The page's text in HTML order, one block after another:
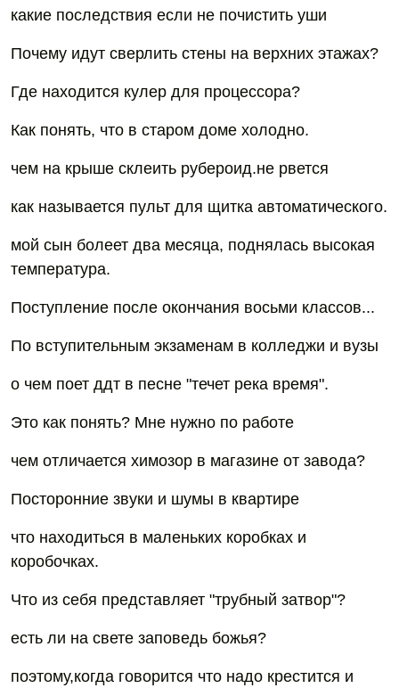
какие последствия если не почистить уши
Почему идут сверлить стены на верхних этажах?
Где находится кулер для процессора?
Как понять, что в старом доме холодно.
чем на крыше склеить рубероид.не рвется
как называется пульт для щитка автоматического.
мой сын болеет два месяца, поднялась высокая
температура.
Поступление после окончания восьми классов...
По вступительным экзаменам в колледжи и вузы
о чем поет ддт в песне "течет река время".
Это как понять? Мне нужно по работе
чем отличается химозор в магазине от завода?
Посторонние звуки и шумы в квартире
что находиться в маленьких коробках и
коробочках.
Что из себя представляет "трубный затвор"?
есть ли на свете заповедь божья?
поэтому,когда говорится что надо крестится и